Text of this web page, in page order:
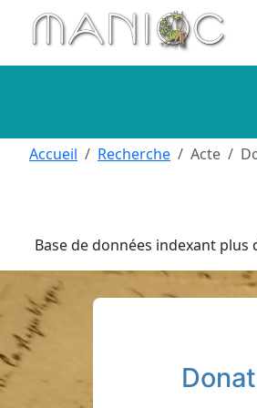
Aller au contenu principal
Base de données indexant
Accueil Recherche Acte